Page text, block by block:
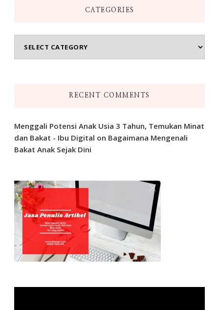
CATEGORIES
RECENT COMMENTS
Menggali Potensi Anak Usia 3 Tahun, Temukan Minat
dan Bakat - Ibu Digital on Bagaimana Mengenali
Bakat Anak Sejak Dini